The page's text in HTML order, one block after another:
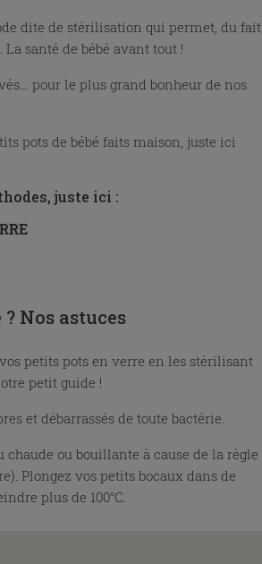
dite de stérilisation qui permet, du fait
santé de bébé avant tout !
pour le plus grand bonheur de nos
pots de bébé faits maison, juste ici
juste ici :
Nos astuces
petits pots en verre en les stérilisant
petit guide !
et débarrassés de toute bactérie.
chaude ou bouillante à cause de la règle
Plongez vos petits bocaux dans de
plus de 100°C.